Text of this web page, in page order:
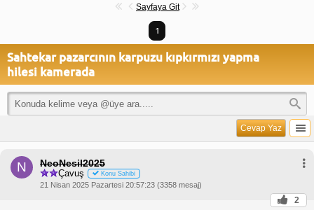
Sayfaya Git
1
Sahtekar pazarcının karpuzu kıpkırmızı yapma
hilesi kamerada
Cevap Yaz
N NeoNesil2025
Çavuş Konu Sahibi
21 Nisan 2025 Pazartesi 20:57:23 (3358 mesaj)
2